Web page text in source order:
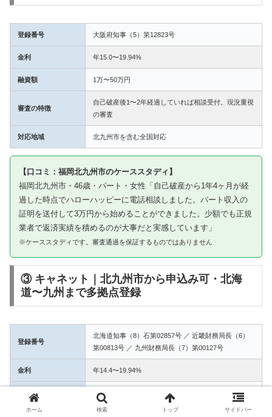
登録番号 大阪府知事（5）第12823号
金利 年15.0〜19.94%
融資額 1万〜50万円
審査の特徴
自己破産後1〜2年経過していれば相談受付。現況重視
の審査
対応地域 北九州市を含む全国対応
【口コミ：福岡北九州市のケーススタディ】
福岡北九州市・46歳・パート・女性「自己破産から1年4ヶ月が経
過した時点でハローハッピーに電話相談しました。パート収入の
証明を送付して3万円から始めることができました。少額でも正規
業者で返済実績を積めるのが大事だと実感しています」
※ケーススタディです。審査通過を保証するものではありません
③ キャネット｜北九州市から申込み可・北海
道〜九州まで多拠点登録
登録番号
北海道知事（8）石第02857号 ／ 近畿財務局長（6）
第00813号 ／ 九州財務局長（7）第00127号
金利 年14.4〜19.94%
融資額 1万〜50万円
ホーム 検索 トップ サイドバー